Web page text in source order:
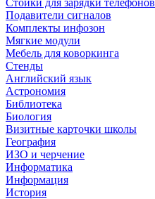
Стойки для зарядки телефонов
Подавители сигналов
Комплекты инфозон
Мягкие модули
Мебель для коворкинга
Стенды
Английский язык
Астрономия
Библиотека
Биология
Визитные карточки школы
География
ИЗО и черчение
Информатика
Информация
История